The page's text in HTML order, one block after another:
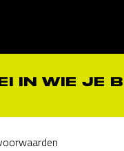
IN WIE JE